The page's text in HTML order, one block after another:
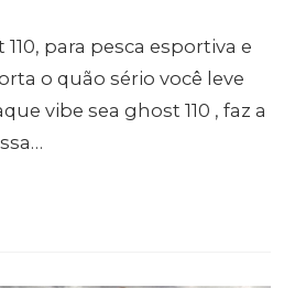
para pesca esportiva e
o quão sério você leve
vibe sea ghost 110 , faz a